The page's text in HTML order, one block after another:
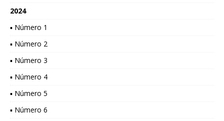
2024
▪ Número 1
▪ Número 2
▪ Número 3
▪ Número 4
▪ Número 5
▪ Número 6